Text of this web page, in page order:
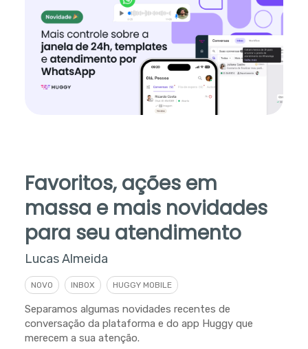
Favoritos, ações em
massa e mais novidades
para seu atendimento
Lucas Almeida
NOVO INBOX HUGGY MOBILE
Separamos algumas novidades recentes de
conversação da plataforma e do app Huggy que
merecem a sua atenção.